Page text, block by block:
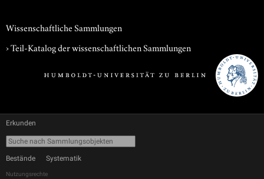
Wissenschaftliche Sammlungen
› Teil-Katalog der wissenschaftlichen Sammlungen
Erkunden
Bestände Systematik
Nutzungsrechte